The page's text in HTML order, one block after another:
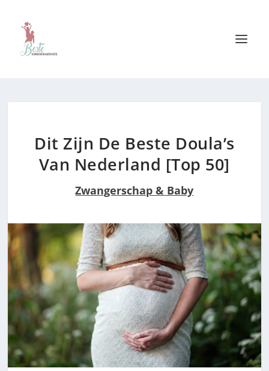
Dit Zijn De Beste Doula’s
Van Nederland [Top 50]
Zwangerschap & Baby